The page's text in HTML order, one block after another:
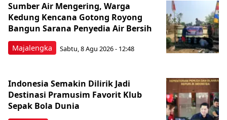
Majalengka
Sumber Air Mengering, Warga
Kedung Kencana Gotong Royong
Bangun Sarana Penyedia Air Bersih
Sabtu, 8 Agu 2026 - 12:48
Indonesia Semakin Dilirik Jadi
Destinasi Pramusim Favorit Klub
Sepak Bola Dunia